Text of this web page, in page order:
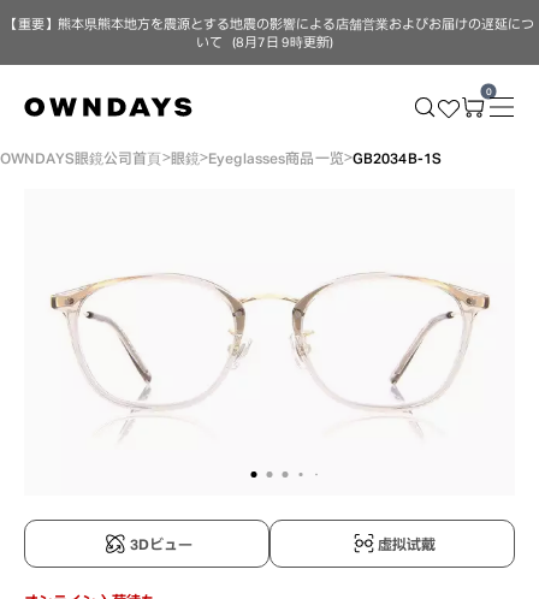
【重要】熊本県熊本地方を震源とする地震の影響による店舗営業およびお届けの遅延につ
いて（8月7日 9時更新）
0
OWNDAYS眼鏡公司首頁 眼鏡 Eyeglasses商品一览 GB2034B-1S
3Dビュー 虚拟试戴